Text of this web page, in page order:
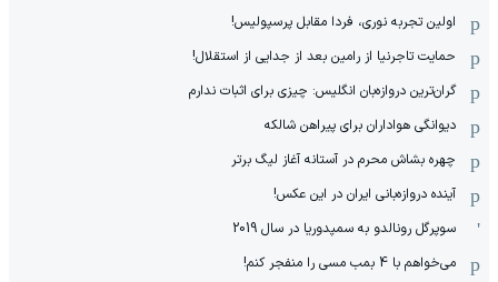
اولین تجربه نوری، فردا مقابل پرسپولیس!
حمایت تاجرنیا از رامین بعد از جدایی از استقلال!
گران‌ترین دروازه‌بان انگلیس: چیزی برای اثبات ندارم
دیوانگی هواداران برای پیراهن شالکه
چهره بشاش محرم در آستانه آغاز لیگ برتر
آینده دروازه‌بانی ایران در این عکس!
سوپرگل رونالدو به سمپدوریا در سال 2019
می‌خواهم با 4 بمب مسی را منفجر کنم!